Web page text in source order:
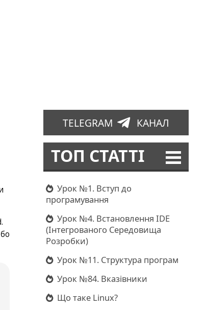
TELEGRAM КАНАЛ
ТОП СТАТТІ
Урок №1. Вступ до
програмування
Урок №4. Встановлення IDE
(Інтегрованого Середовища
Розробки)
Урок №11. Структура програм
Урок №84. Вказівники
Що таке Linux?